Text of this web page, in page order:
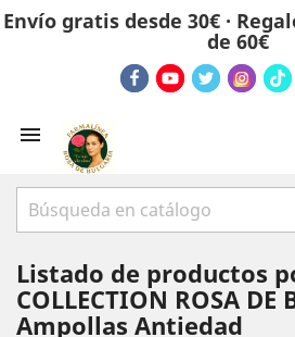
Envío gratis desde 30€ ·
de 60€

Listado de productos
COLLECTION ROSA DE
Ampollas Antiedad